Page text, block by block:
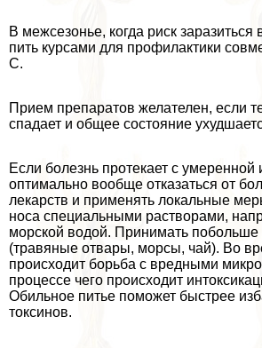
В межсезонье, когда риск
пить курсами для профилактики
C.
Прием препаратов желателен, если
спадает и общее состояние
Если болезнь протекает с умеренной
оптимально вообще отказаться от
лекарств и применять локальные
носа специальными растворами,
морской водой. Принимать побольше
(травяные отвары, морсы, чай). Во
происходит борьба с вредными
процессе чего происходит
Обильное питье поможет быстрее
токсинов.